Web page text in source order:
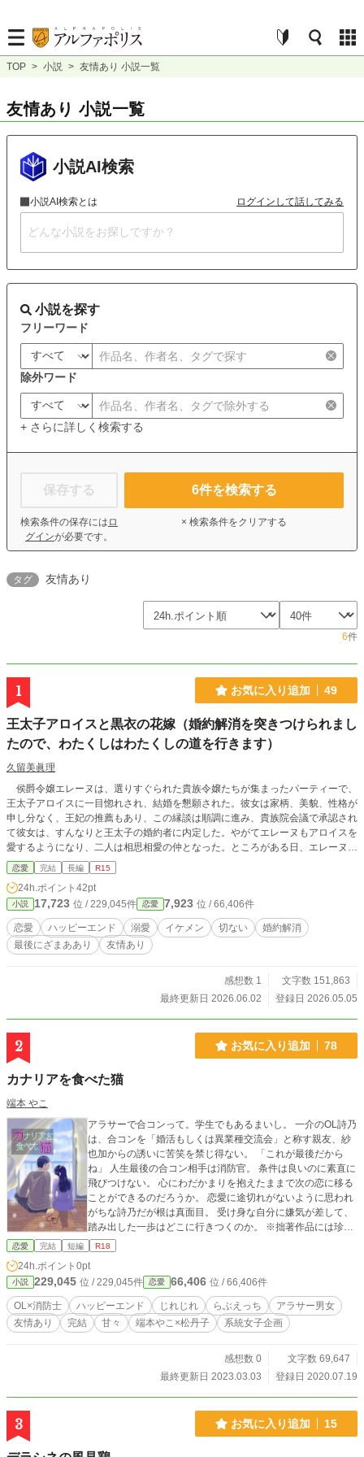
TOP > 小説 > 友情あり 小説一覧
友情あり 小説一覧
小説AI検索
小説AI検索とは ログインして話してみる
小説を探す
フリーワード
除外ワード
+ さらに詳しく検索する
保存する
検索条件の保存には ロ
グインが必要です。
6件を検索する
× 検索条件をクリアする
タグ 友情あり
6件
1 お気に入り追加 49
王太子アロイスと黒衣の花嫁（婚約解消を突きつけられまし
たので、わたくしはわたくしの道を行きます）
久留美眞理
侯爵令嬢エレーヌは、選りすぐられた貴族令嬢たちが集まったパーティーで、
王太子アロイスに一目惚れされ、結婚を懇願された。彼女は家柄、美貌、性格が
申し分なく、王妃の推薦もあり、この縁談は順調に進み、貴族院会議で承認され
て彼女は、すんなりと王太子の婚約者に内定した。やがてエレーヌもアロイスを
愛するようになり、二人は相思相愛の仲となった。ところがある日、エレーヌの
もとに王宮から使者が来た。使者が携えていたのは王家からの「婚約解消通知」
……。納得できないエレーヌは王太子に彼の気持ちをたずねるも、返ってきたの
は「きみを愛したことはない」という冷たい返事。その言葉の翌日、新聞紙上
で、王太子の新しい婚約者、隣国の王女のことが報道されていた。ほどなく、そ
の王女が新しい婚約者として王宮にやってきた。 ありえないことに、エレー
ヌは王命で、その王女のお妃教育を任された。とてもそんな気持ちになれない彼
女だったが、王妃の強い希望で引き受けざるを得なくなった。そして、やってき
か、天然なのか。女二人の攻防もお楽しみください。 理不尽にも負けず、前
向きに生きるエレーヌが最後に掴んだ幸せをどうか見届けてくださるようお願い
そのあとにはスカっとが待っています。どうぞよろしくお願いしたします）
恋愛 完結 長編 R15
24h.ポイント 42pt
小説 17,723 位 / 229,045件 恋愛 7,923 位 / 66,406件
恋愛 ハッピーエンド 溺愛 イケメン 切ない
婚約解消
最後にざまああり
友情あり
感想数 1
文字数 151,863
最終更新日 2026.06.02
登録日 2026.05.05
2 お気に入り追加 78
カナリアを食べた猫
端本 やこ
アラサーで合コンって。学生でもあるまいし。 一介のOL詩乃
は、合コンを「婚活もしくは異業種交流会」と称す親友、紗
也加からの誘いに苦笑を禁じ得ない。 「これが最後だから
ね」 人生最後の合コン相手は消防官。 条件は良いのに素直に
飛びつけない。 心にわだかまりを抱えたままで次の恋に移る
ことができるのだろうか。 恋愛に途切れがないように思われ
がちな詩乃だが根は真面目。 受け身な自分に嫌気が差して、
踏み出した一歩はどこに行きつくのか。 ※拙著作品には珍し
く焦れてます。渋みがなくても読める方向きです。 ※松丹子
です。 以下の順にご覧いただきますと、より登場人物たちの
関係性をご理解いただけるかと思います。 ①『この初恋は犬
も食わない』（松丹子様）https://www.alphapolis.co.jp/novel/
219337452/54593744 ②本作『カナリアを食べた猫』（端本
やこ） ③『小悪魔うさぎの発情期』（松丹子様）https://www.
の事始め』（端本やこ） おまけの⑤『デラシネの風見鶏』
す。 【illustrated by mat_tanko/(c).2020 mat_tanko All rights
恋愛 完結 短編 R18
24h.ポイント 0pt
小説 229,045 位 / 229,045件 恋愛 66,406 位 / 66,406件
OL×消防士 ハッピーエンド じれじれ らぶえっち
アラサー男女
友情あり
完結 甘々 端本やこ×松丹子 系統女子企画
感想数 0
文字数 69,647
最終更新日 2023.03.03
登録日 2020.07.19
3 お気に入り追加 15